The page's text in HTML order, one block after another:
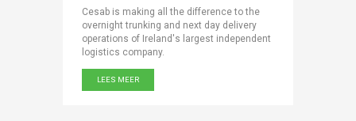
Cesab is making all the difference to the
overnight trunking and next day delivery
operations of Ireland's largest independent
logistics company.
LEES MEER